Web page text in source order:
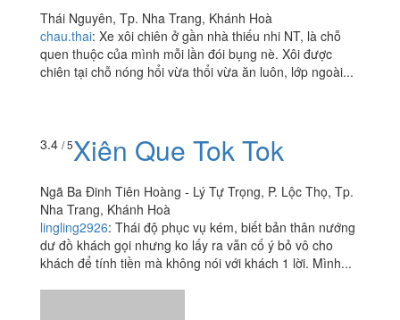
Thái Nguyên, Tp. Nha Trang, Khánh Hoà
chau.thai: Xe xôi chiên ở gần nhà thiếu nhi NT, là chỗ
quen thuộc của mình mỗi lần đói bụng nè. Xôi được
chiên tại chỗ nóng hổi vừa thổi vừa ăn luôn, lớp ngoài...
3.4 / 5Xiên Que Tok Tok
Ngã Ba Đinh Tiên Hoàng - Lý Tự Trọng, P. Lộc Thọ, Tp.
Nha Trang, Khánh Hoà
lingling2926: Thái độ phục vụ kém, biết bản thân nướng
dư đồ khách gọi nhưng ko lấy ra vẫn cố ý bỏ vô cho
khách để tính tiền mà không nói với khách 1 lời. Mình...